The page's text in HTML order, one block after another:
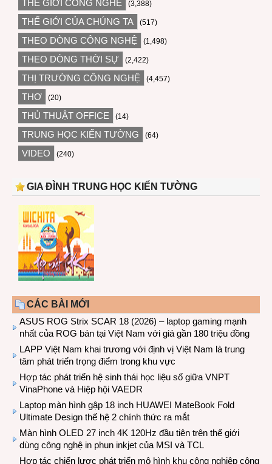
THẾ GIỚI CÔNG NGHỆ (3,388)
THẾ GIỚI CỦA CHÚNG TA (517)
THEO DÒNG CÔNG NGHỆ (1,498)
THEO DÒNG THỜI SỰ (2,422)
THỊ TRƯỜNG CÔNG NGHỆ (4,457)
THƠ (20)
THỦ THUẬT OFFICE (14)
TRUNG HỌC KIẾN TƯỜNG (64)
VIDEO (240)
GIA ĐÌNH TRUNG HỌC KIẾN TƯỜNG
CÁC BÀI MỚI
ASUS ROG Strix SCAR 18 (2026) – laptop gaming mạnh
nhất của ROG bán tại Việt Nam với giá gần 180 triệu đồng
LAPP Việt Nam khai trương với định vị Việt Nam là trung
tâm phát triển trọng điểm trong khu vực
Hợp tác phát triển hệ sinh thái học liệu số giữa VNPT
VinaPhone và Hiệp hội VAEDR
Laptop màn hình gập 18 inch HUAWEI MateBook Fold
Ultimate Design thế hệ 2 chính thức ra mắt
Màn hình OLED 27 inch 4K 120Hz đầu tiên trên thế giới
dùng công nghệ in phun inkjet của MSI và TCL
Hợp tác chiến lược phát triển mô hình khu công nghiệp công